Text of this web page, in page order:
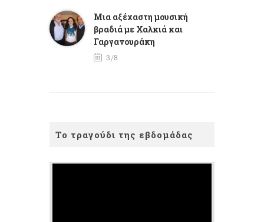
Mια αξέχαστη μουσική
βραδιά με Χαλκιά και
Γαργανουράκη
3/8
Το τραγούδι της εβδομάδας